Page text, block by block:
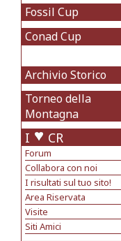
Fossil Cup
Conad Cup
Archivio Storico
Torneo della
Montagna
I CR
Forum
Collabora con noi
I risultati sul tuo sito!
Area Riservata
Visite
Siti Amici